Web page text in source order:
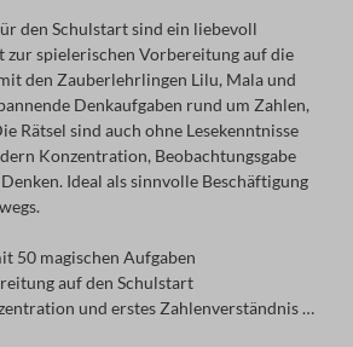
den Schulstart sind ein liebevoll
zur spielerischen Vorbereitung auf die
den Zauberlehrlingen Lilu, Mala und
Denkaufgaben rund um Zahlen,
Konzentration, Beobachtungsgabe
Ideal als sinnvolle Beschäftigung
50 magischen Aufgaben
auf den Schulstart
und erstes Zahlenverständnis